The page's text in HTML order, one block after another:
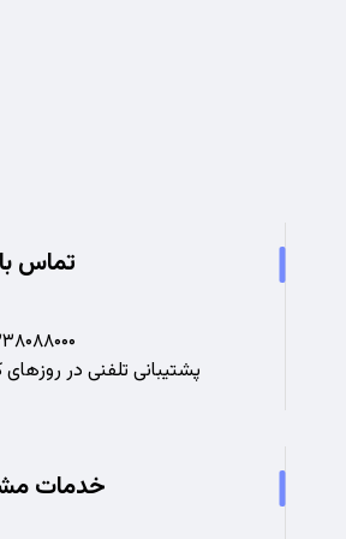
تماس
پشتیبانی تلفنی در روزهای
خدمات